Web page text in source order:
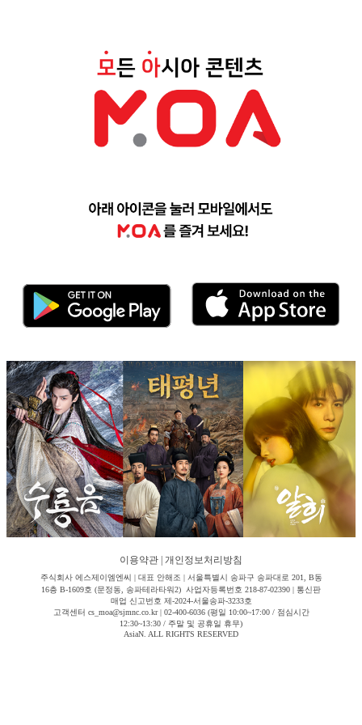
이용약관 개인정보처리방침
주식회사 에스제이엠엔씨 | 대표 안해조 | 서울특별시 송파구 송파대로 201, B동
16층 B-1609호 (문정동, 송파테라타워2) 사업자등록번호 218-87-02390 | 통신판
매업 신고번호 제-2024-서울송파-3233호
고객센터 cs_moa@sjmnc.co.kr | 02-400-6036 (평일 10:00~17:00 / 점심시간
12:30~13:30 / 주말 및 공휴일 휴무)
AsiaN. ALL RIGHTS RESERVED